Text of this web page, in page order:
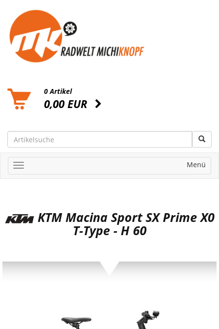
0 Artikel
0,00 EUR
Menü
KTM Macina Sport SX Prime X0
T-Type - H 60